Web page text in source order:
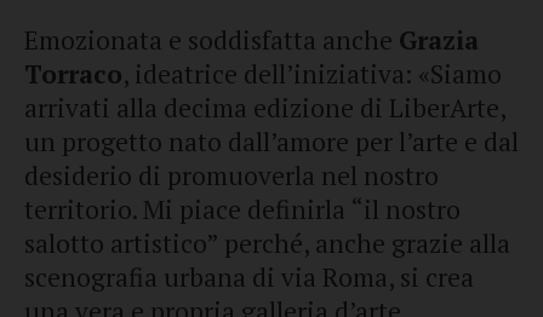
Emozionata e soddisfatta anche Grazia
Torraco, ideatrice dell’iniziativa: «Siamo
arrivati alla decima edizione di LiberArte,
un progetto nato dall’amore per l’arte e dal
desiderio di promuoverla nel nostro
territorio. Mi piace definirla “il nostro
salotto artistico” perché, anche grazie alla
scenografia urbana di via Roma, si crea